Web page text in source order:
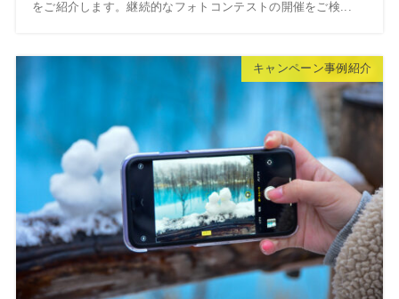
をご紹介します。継続的なフォトコンテストの開催をご検...
キャンペーン事例紹介